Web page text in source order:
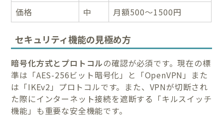
価格 中 月額500〜1500円
セキュリティ機能の見極め方
暗号化方式とプロトコルの確認が必須です。現在の標
準は「AES-256ビット暗号化」と「OpenVPN」また
は「IKEv2」プロトコルです。また、VPNが切断され
た際にインターネット接続を遮断する「キルスイッチ
機能」も重要な安全機能です。